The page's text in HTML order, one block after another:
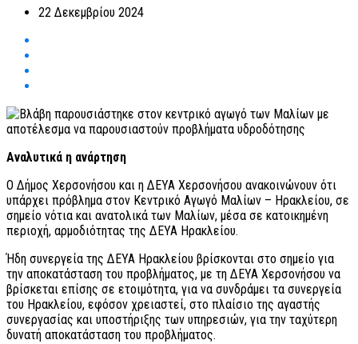
22 Δεκεμβρίου 2024
Αναλυτικά η ανάρτηση
Ο Δήμος Χερσονήσου και η ΔΕΥΑ Χερσονήσου ανακοινώνουν ότι
υπάρχει πρόβλημα στον Κεντρικό Αγωγό Μαλίων – Ηρακλείου, σε
σημείο νότια και ανατολικά των Μαλίων, μέσα σε κατοικημένη
περιοχή, αρμοδιότητας της ΔΕΥΑ Ηρακλείου.
Ήδη συνεργεία της ΔΕΥΑ Ηρακλείου βρίσκονται στο σημείο για
την αποκατάσταση του προβλήματος, με τη ΔΕΥΑ Χερσονήσου να
βρίσκεται επίσης σε ετοιμότητα, για να συνδράμει τα συνεργεία
του Ηρακλείου, εφόσον χρειαστεί, στο πλαίσιο της αγαστής
συνεργασίας και υποστήριξης των υπηρεσιών, για την ταχύτερη
δυνατή αποκατάσταση του προβλήματος.